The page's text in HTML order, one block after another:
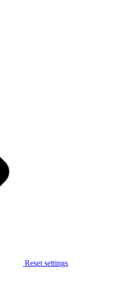
Reset settings